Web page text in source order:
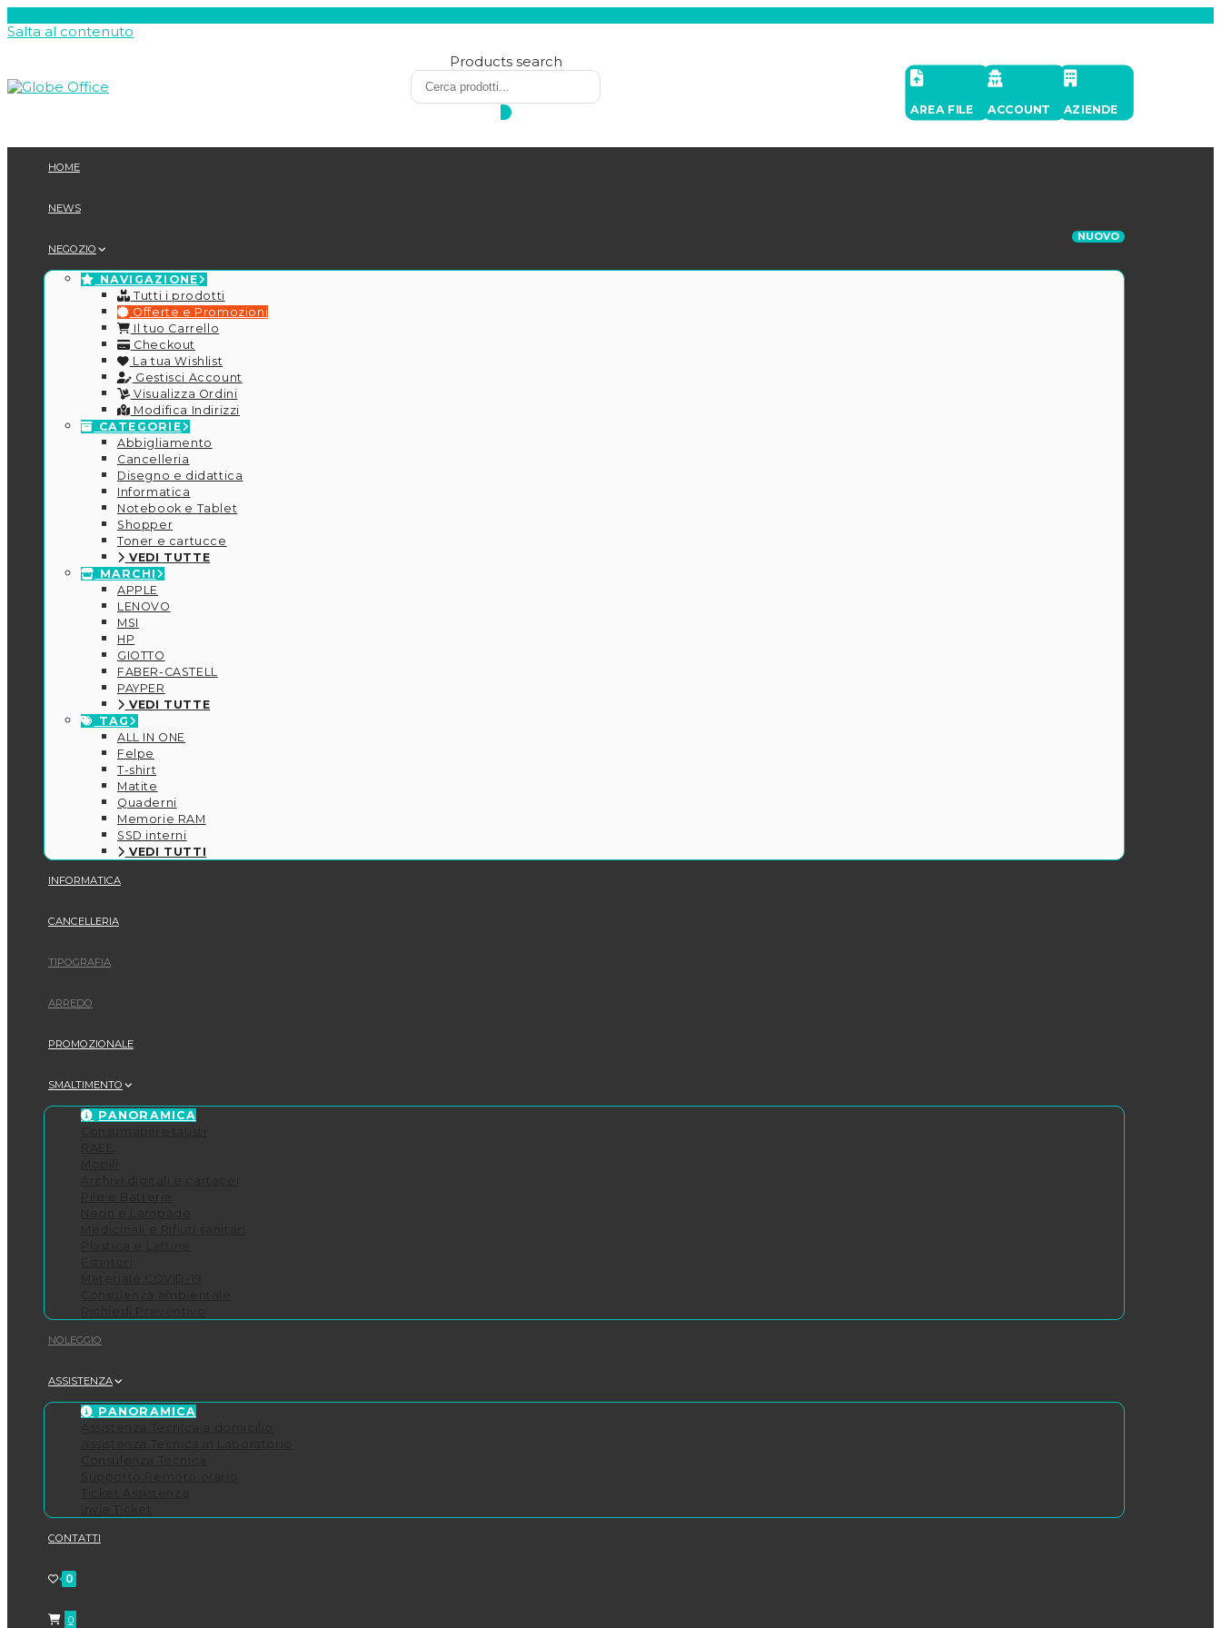
Salta al contenuto
Products search
AREA FILE ACCOUNT AZIENDE
HOME
NEWS
NEGOZIO
NAVIGAZIONE
Tutti i prodotti
Offerte e Promozioni
Il tuo Carrello
Checkout
La tua Wishlist
Gestisci Account
Visualizza Ordini
Modifica Indirizzi
CATEGORIE
Abbigliamento
Cancelleria
Disegno e didattica
Informatica
Notebook e Tablet
Shopper
Toner e cartucce
VEDI TUTTE
MARCHI
APPLE
LENOVO
MSI
HP
GIOTTO
FABER-CASTELL
PAYPER
VEDI TUTTE
TAG
ALL IN ONE
Felpe
T-shirt
Matite
Quaderni
Memorie RAM
SSD interni
VEDI TUTTI
INFORMATICA
CANCELLERIA
TIPOGRAFIA
ARREDO
PROMOZIONALE
SMALTIMENTO
PANORAMICA
NOLEGGIO
ASSISTENZA
PANORAMICA
CONTATTI
0
0